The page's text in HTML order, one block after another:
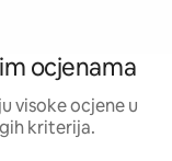
ocjenama
visoke ocjene u
kriterija.